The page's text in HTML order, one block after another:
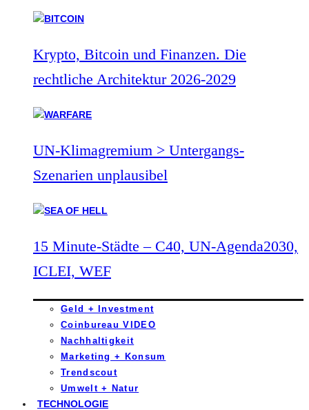
Krypto, Bitcoin und Finanzen. Die
rechtliche Architektur 2026-2029
UN-Klimagremium > Untergangs-
Szenarien unplausibel
15 Minute-Städte – C40, UN-Agenda2030,
ICLEI, WEF
Geld + Investment
Coinbureau VIDEO
Nachhaltigkeit
Marketing + Konsum
Trendscout
Umwelt + Natur
TECHNOLOGIE